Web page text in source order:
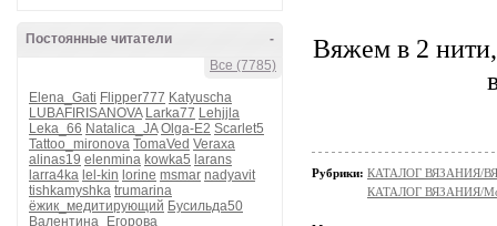
-
Постоянные читатели
Все (7785)
Elena_Gati Flipper777 Katyuscha
LUBAFIRISANOVA Larka77 Lehjjla
Leka_66 Natalica_JA Olga-E2 Scarlet5
Tattoo_mironova TomaVed Veraxa
alinas19 elenmina kowka5 larans
larra4ka lel-kin lorine msmar nadyavit
tishkamyshka trumarina
ёжик_медитирующий Бусильда50
Валентина_Егорова
Вяжем в 2
Рубрики: КАТАЛОГ ВЯЗАНИЯ/
КАТАЛОГ ВЯЗАНИЯ/